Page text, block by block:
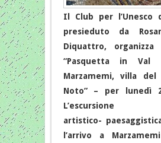
Il Club per l’Unesco
presieduto da
Diquattro,
“Pasquetta in Val
Marzamemi, villa del
Noto” – per lunedì
L’escursione
artistico-
l’arrivo a